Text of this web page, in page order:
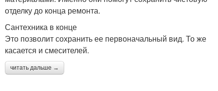
отделку до конца ремонта.
Сантехника в конце
Это позволит сохранить ее первоначальный вид. То же
касается и смесителей.
читать дальше →